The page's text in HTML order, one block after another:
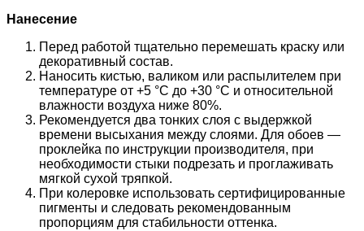
Нанесение
Перед работой тщательно перемешать краску или
декоративный состав.
Наносить кистью, валиком или распылителем при
температуре от +5 °C до +30 °C и относительной
влажности воздуха ниже 80%.
Рекомендуется два тонких слоя с выдержкой
времени высыхания между слоями. Для обоев —
проклейка по инструкции производителя, при
необходимости стыки подрезать и проглаживать
мягкой сухой тряпкой.
При колеровке использовать сертифицированные
пигменты и следовать рекомендованным
пропорциям для стабильности оттенка.